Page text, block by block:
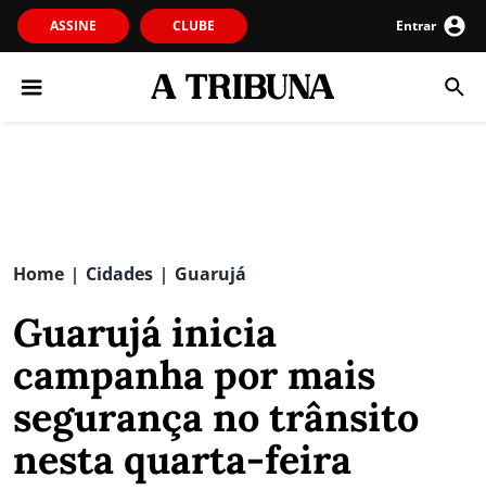
ASSINE CLUBE Entrar
Home | Cidades | Guarujá
Guarujá inicia
campanha por mais
segurança no trânsito
nesta quarta-feira